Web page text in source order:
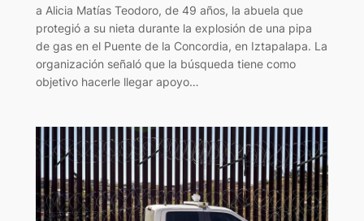
a Alicia Matías Teodoro, de 49 años, la abuela que
protegió a su nieta durante la explosión de una pipa
de gas en el Puente de la Concordia, en Iztapalapa. La
organización señaló que la búsqueda tiene como
objetivo hacerle llegar apoyo…